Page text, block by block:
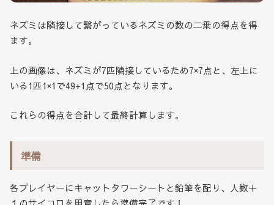
ネズミは隣接して繋がっているネズミの数の二乗の得点を得
ます。
上の画像は、ネズミが7匹隣接しているため7×7点と、左上に
いる1匹1×1で49+1点で50点となります。
これらの得点を合計して最終計算します。
準備
各プレイヤーにキャットタワーシートと鉛筆を配り、人数＋